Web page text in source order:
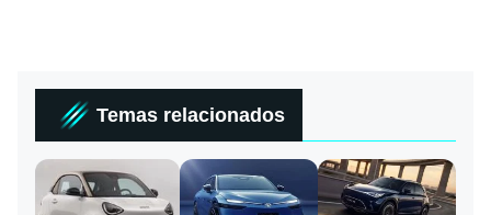
Temas relacionados